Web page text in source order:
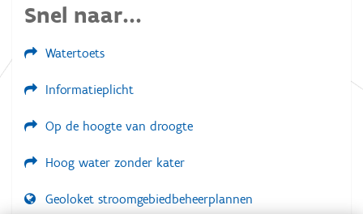
Snel naar...
Watertoets
Informatieplicht
Op de hoogte van droogte
Hoog water zonder kater
Geoloket stroomgebiedbeheerplannen